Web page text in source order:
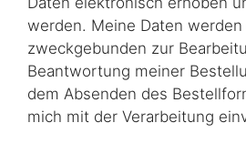
werden. Meine Daten
zweckgebunden zur
Beantwortung meiner
dem Absenden des
mich mit der Verarbeitung